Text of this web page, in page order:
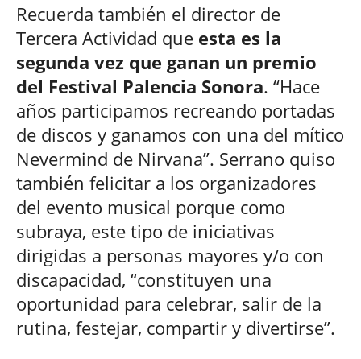
Recuerda también el director de
Tercera Actividad que esta es la
segunda vez que ganan un premio
del Festival Palencia Sonora. “Hace
años participamos recreando portadas
de discos y ganamos con una del mítico
Nevermind de Nirvana”. Serrano quiso
también felicitar a los organizadores
del evento musical porque como
subraya, este tipo de iniciativas
dirigidas a personas mayores y/o con
discapacidad, “constituyen una
oportunidad para celebrar, salir de la
rutina, festejar, compartir y divertirse”.